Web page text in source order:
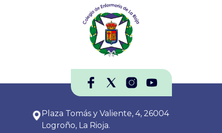
Plaza Tomás y Valiente, 4, 26004
Logroño, La Rioja.